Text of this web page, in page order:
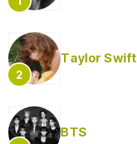
Taylor Swift
BTS